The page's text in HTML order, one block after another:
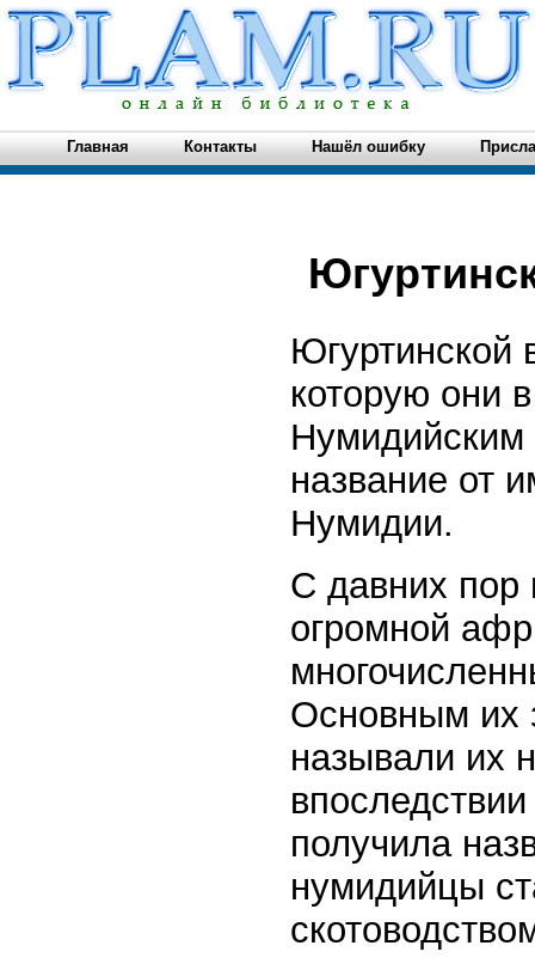
Главная Контакты Нашёл ошибку
Югуртинской
которую они
Нумидийским
название от
Нумидии.
С давних пор
огромной
Основным их
называли их
получила
нумидийцы